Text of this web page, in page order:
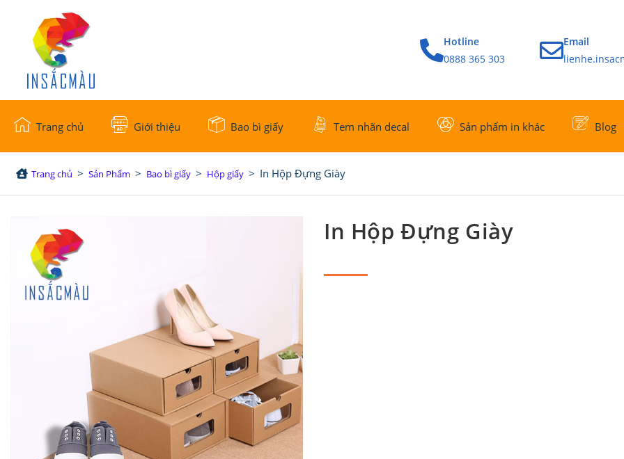
Hotline
0888 365 303
Email
Trang chủ Giới thiệu Bao bì giấy Tem nhãn decal Sản phẩm in khác Blog
Trang chủ > Sản Phẩm > Bao bì giấy > Hộp giấy > In Hộp Đựng Giày
In Hộp Đựng Giày